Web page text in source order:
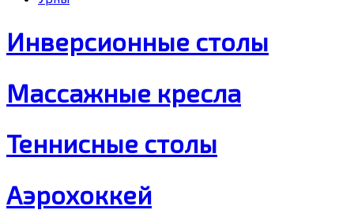
Инверсионные столы
Массажные кресла
Теннисные столы
Аэрохоккей